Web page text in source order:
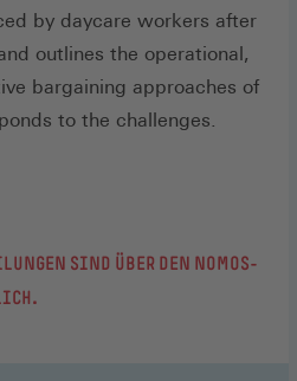
by daycare workers after
outlines the operational,
bargaining approaches of
to the challenges.
SIND ÜBER DEN NOMOS-